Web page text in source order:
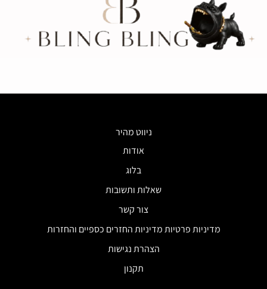
ניווט מהיר
אודות
בלוג
שאלות ותשובות
צור קשר
מדיניות פרטיות מדיניות החזרים כספיים והחזרות
הצהרת נגישות
תקנון